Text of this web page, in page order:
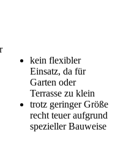
kein flexibler
Einsatz, da für
Garten oder
Terrasse zu klein
trotz geringer Größe
recht teuer aufgrund
spezieller Bauweise